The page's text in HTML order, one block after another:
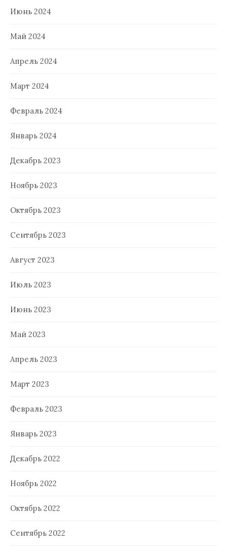
Июнь 2024
Май 2024
Апрель 2024
Март 2024
Февраль 2024
Январь 2024
Декабрь 2023
Ноябрь 2023
Октябрь 2023
Сентябрь 2023
Август 2023
Июль 2023
Июнь 2023
Май 2023
Апрель 2023
Март 2023
Февраль 2023
Январь 2023
Декабрь 2022
Ноябрь 2022
Октябрь 2022
Сентябрь 2022